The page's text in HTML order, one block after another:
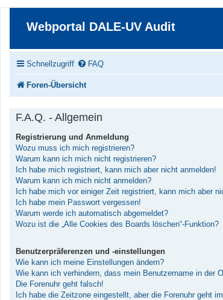
Webportal DALE-UV Audit
Schnellzugriff FAQ
Foren-Übersicht
F.A.Q. - Allgemein
Registrierung und Anmeldung
Wozu muss ich mich registrieren?
Warum kann ich mich nicht registrieren?
Ich habe mich registriert, kann mich aber nicht anmelden!
Warum kann ich mich nicht anmelden?
Ich habe mich vor einiger Zeit registriert, kann mich aber
Ich habe mein Passwort vergessen!
Warum werde ich automatisch abgemeldet?
Wozu ist die „Alle Cookies des Boards löschen“-Funktion?
Benutzerpräferenzen und -einstellungen
Wie kann ich meine Einstellungen ändern?
Wie kann ich verhindern, dass mein Benutzername in der
Die Forenuhr geht falsch!
Ich habe die Zeitzone eingestellt, aber die Forenuhr geht